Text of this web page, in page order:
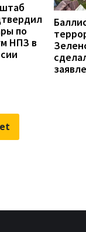
по
НПЗ в